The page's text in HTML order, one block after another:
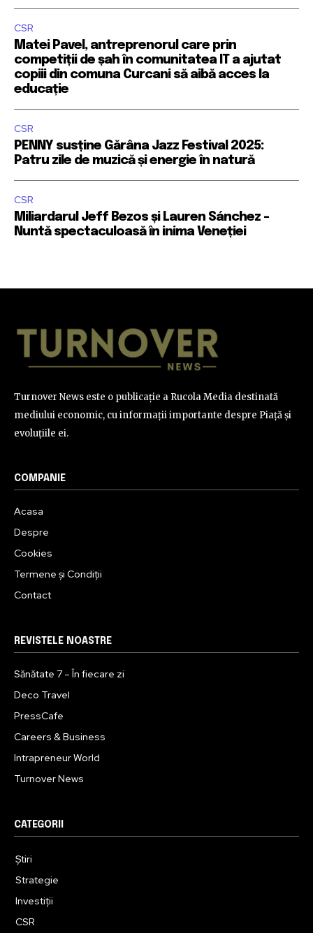
CSR
Matei Pavel, antreprenorul care prin
competiții de șah în comunitatea IT a ajutat
copiii din comuna Curcani să aibă acces la
educație
CSR
PENNY susține Gărâna Jazz Festival 2025:
Patru zile de muzică și energie în natură
CSR
Miliardarul Jeff Bezos și Lauren Sánchez –
Nuntă spectaculoasă în inima Veneției
Turnover News este o publicație a Rucola Media destinată
mediului economic, cu informații importante despre Piață și
evoluțiile ei.
COMPANIE
Acasa
Despre
Cookies
Termene și Condiții
Contact
REVISTELE NOASTRE
Sănătate 7 – În fiecare zi
Deco Travel
PressCafe
Careers & Business
Intrapreneur World
Turnover News
CATEGORII
Știri
Strategie
Investiții
CSR